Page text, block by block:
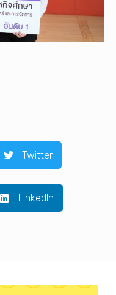
Twitter
LinkedIn